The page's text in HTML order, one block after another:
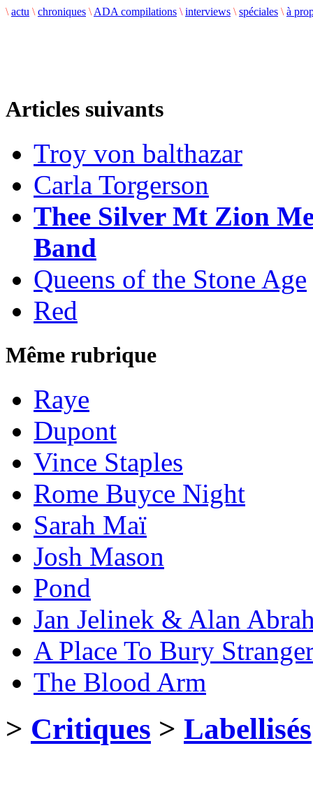
\ actu \ chroniques \ ADA compilations \ interviews \ spéciales \ à
Articles suivants
Troy von balthazar
Carla Torgerson
Thee Silver Mt Zion
Band
Queens of the Stone Age
Red
Même rubrique
Raye
Dupont
Vince Staples
Rome Buyce Night
Sarah Maï
Josh Mason
Pond
Jan Jelinek & Alan
A Place To Bury
The Blood Arm
> Critiques > Labellisés